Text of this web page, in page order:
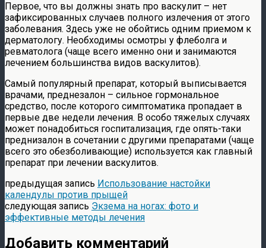
Первое, что вы должны знать про васкулит – нет
зафиксированных случаев полного излечения от этого
заболевания. Здесь уже не обойтись одним приемом к
дерматологу. Необходимы осмотры у флеболга и
ревматолога (чаще всего именно они и занимаются
лечением большинства видов васкулитов).
Самый популярный препарат, который выписывается
врачами, преднезалон – сильное гормональное
средство, после которого симптоматика пропадает в
первые две недели лечения. В особо тяжелых случаях
может понадобиться госпитализация, где опять-таки
преднизалон в сочетании с другими препаратами (чаще
всего это обезболивающие) используется как главный
препарат при лечении васкулитов.
предыдущая запись Использование настойки
календулы против прыщей
следующая запись Экзема на ногах: фото и
эффективные методы лечения
Добавить комментарий